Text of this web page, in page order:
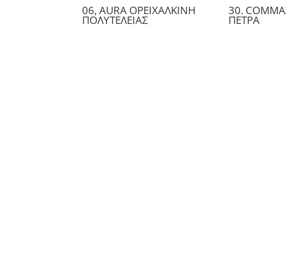
06, AURA ΟΡEIΧΑΛΚΙΝΗ
ΠΟΛΥΤΕΛΕΙΑΣ
30.
ΠΕΤΡΑ